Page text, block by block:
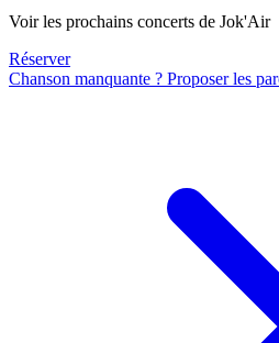
Voir les prochains concerts de Jok'Air
Réserver
Chanson manquante ? Proposer les